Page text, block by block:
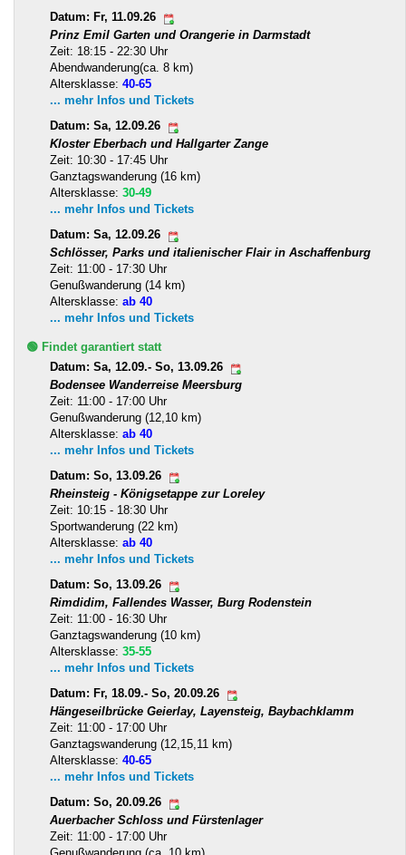
Datum: Fr, 11.09.26
Prinz Emil Garten und Orangerie in Darmstadt
Zeit: 18:15 - 22:30 Uhr
Abendwanderung(ca. 8 km)
Altersklasse: 40-65
... mehr Infos und Tickets
Datum: Sa, 12.09.26
Kloster Eberbach und Hallgarter Zange
Zeit: 10:30 - 17:45 Uhr
Ganztagswanderung (16 km)
Altersklasse: 30-49
... mehr Infos und Tickets
Datum: Sa, 12.09.26
Schlösser, Parks und italienischer Flair in Aschaffenburg
Zeit: 11:00 - 17:30 Uhr
Genußwanderung (14 km)
Altersklasse: ab 40
... mehr Infos und Tickets
🟢 Findet garantiert statt
Datum: Sa, 12.09.- So, 13.09.26
Bodensee Wanderreise Meersburg
Zeit: 11:00 - 17:00 Uhr
Genußwanderung (12,10 km)
Altersklasse: ab 40
... mehr Infos und Tickets
Datum: So, 13.09.26
Rheinsteig - Königsetappe zur Loreley
Zeit: 10:15 - 18:30 Uhr
Sportwanderung (22 km)
Altersklasse: ab 40
... mehr Infos und Tickets
Datum: So, 13.09.26
Rimdidim, Fallendes Wasser, Burg Rodenstein
Zeit: 11:00 - 16:30 Uhr
Ganztagswanderung (10 km)
Altersklasse: 35-55
... mehr Infos und Tickets
Datum: Fr, 18.09.- So, 20.09.26
Hängeseilbrücke Geierlay, Layensteig, Baybachklamm
Zeit: 11:00 - 17:00 Uhr
Ganztagswanderung (12,15,11 km)
Altersklasse: 40-65
... mehr Infos und Tickets
Datum: So, 20.09.26
Auerbacher Schloss und Fürstenlager
Zeit: 11:00 - 17:00 Uhr